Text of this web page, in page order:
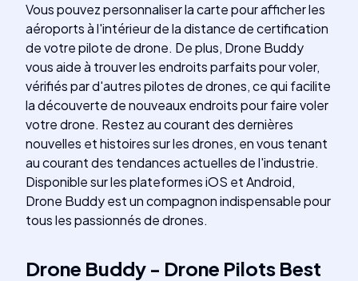
Vous pouvez personnaliser la carte pour afficher les
aéroports à l'intérieur de la distance de certification
de votre pilote de drone. De plus, Drone Buddy
vous aide à trouver les endroits parfaits pour voler,
vérifiés par d'autres pilotes de drones, ce qui facilite
la découverte de nouveaux endroits pour faire voler
votre drone. Restez au courant des dernières
nouvelles et histoires sur les drones, en vous tenant
au courant des tendances actuelles de l'industrie.
Disponible sur les plateformes iOS et Android,
Drone Buddy est un compagnon indispensable pour
tous les passionnés de drones.
Drone Buddy - Drone Pilots Best